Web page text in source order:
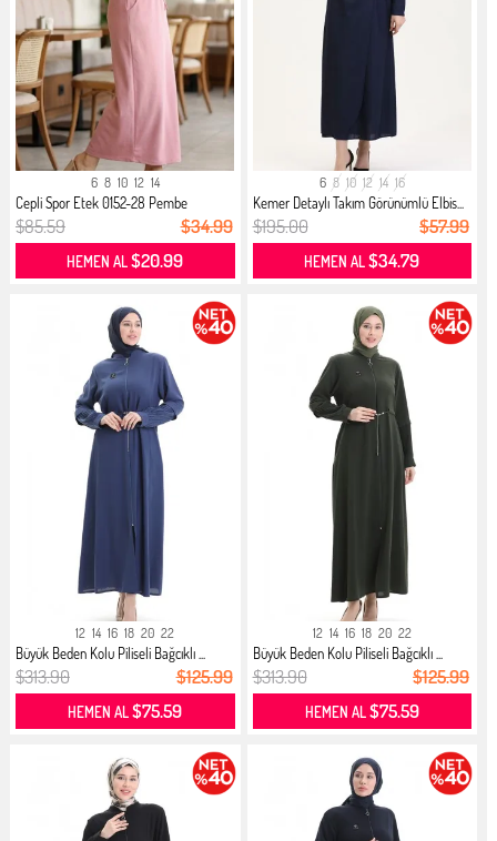
6 8 10 12 14
Cepli Spor Etek 0152-28 Pembe
$85.59 $34.99
HEMEN AL$20.99
6 8 10 12 14 16
Kemer Detaylı Takım Görünümlü Elbis...
$195.00 $57.99
HEMEN AL$34.79
12 14 16 18 20 22
Büyük Beden Kolu Piliseli Bağcıklı ...
$313.90 $125.99
HEMEN AL$75.59
12 14 16 18 20 22
Büyük Beden Kolu Piliseli Bağcıklı ...
$313.90 $125.99
HEMEN AL$75.59